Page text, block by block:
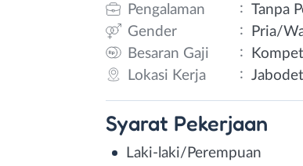
Pengalaman
: Tanpa
Gender
:
Pria/
Besaran Gaji
:
Lokasi Kerja
:
Syarat Pekerjaan
Laki-laki/Perempuan